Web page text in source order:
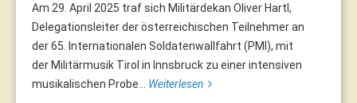
Am 29. April 2025 traf sich Militärdekan Oliver Hartl,
Delegationsleiter der österreichischen Teilnehmer an
der 65. Internationalen Soldatenwallfahrt (PMI), mit
der Militärmusik Tirol in Innsbruck zu einer intensiven
musikalischen Probe... Weiterlesen